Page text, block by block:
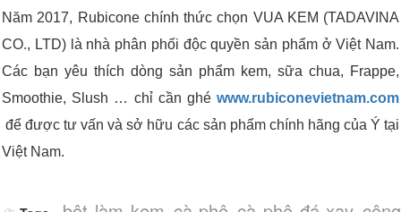
Năm 2017, Rubicone chính thức chọn VUA KEM (TADAVINA
CO., LTD) là nhà phân phối độc quyền sản phẩm ở Việt Nam.
Các bạn yêu thích dòng sản phẩm kem, sữa chua, Frappe,
Smoothie, Slush … chỉ cần ghé www.rubiconevietnam.com
để được tư vấn và sở hữu các sản phẩm chính hãng của Ý tại
Việt Nam.